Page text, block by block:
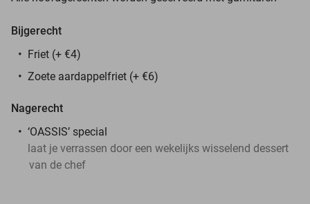
Bijgerecht
Friet (+ €4)
Zoete aardappelfriet (+ €6)
Nagerecht
‘OASSIS’ special
laat je verrassen door een wekelijks wisselend dessert
van de chef